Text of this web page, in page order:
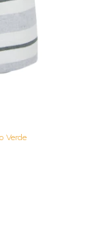
Verde